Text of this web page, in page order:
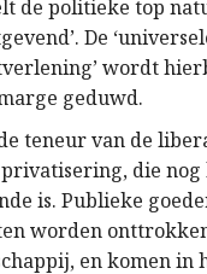
de politieke top
De
wordt
geduwd.
teneur van de
privatisering, die
is. Publieke
worden
en komen in